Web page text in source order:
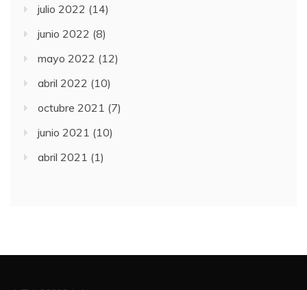
julio 2022 (14)
junio 2022 (8)
mayo 2022 (12)
abril 2022 (10)
octubre 2021 (7)
junio 2021 (10)
abril 2021 (1)